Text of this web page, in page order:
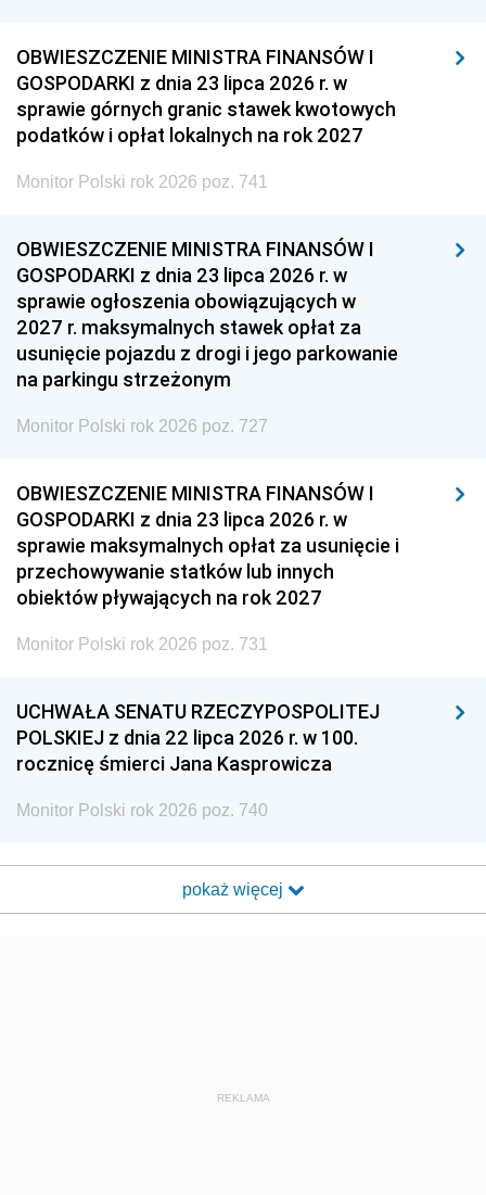
OBWIESZCZENIE MINISTRA FINANSÓW I
GOSPODARKI z dnia 23 lipca 2026 r. w
sprawie górnych granic stawek kwotowych
podatków i opłat lokalnych na rok 2027
Monitor Polski rok 2026 poz. 741
OBWIESZCZENIE MINISTRA FINANSÓW I
GOSPODARKI z dnia 23 lipca 2026 r. w
sprawie ogłoszenia obowiązujących w
2027 r. maksymalnych stawek opłat za
usunięcie pojazdu z drogi i jego parkowanie
na parkingu strzeżonym
Monitor Polski rok 2026 poz. 727
OBWIESZCZENIE MINISTRA FINANSÓW I
GOSPODARKI z dnia 23 lipca 2026 r. w
sprawie maksymalnych opłat za usunięcie i
przechowywanie statków lub innych
obiektów pływających na rok 2027
Monitor Polski rok 2026 poz. 731
UCHWAŁA SENATU RZECZYPOSPOLITEJ
POLSKIEJ z dnia 22 lipca 2026 r. w 100.
rocznicę śmierci Jana Kasprowicza
Monitor Polski rok 2026 poz. 740
pokaż więcej
REKLAMA